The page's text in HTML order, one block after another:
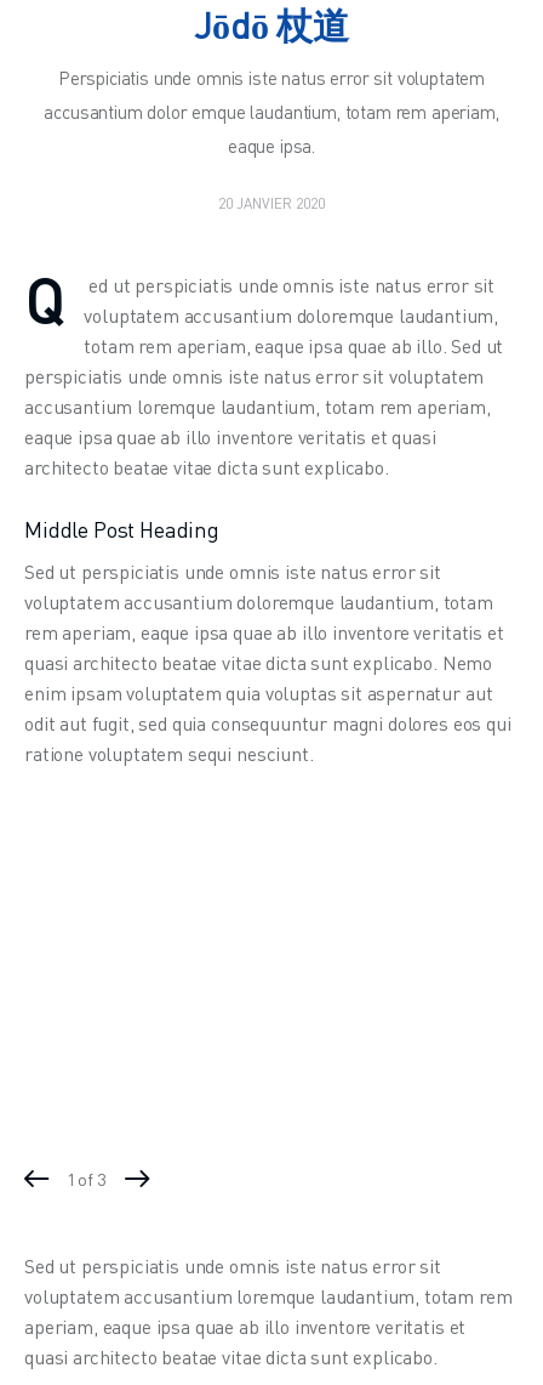
Jōdō 杖道
Perspiciatis unde omnis iste natus error sit voluptatem
accusantium dolor emque laudantium, totam rem aperiam,
eaque ipsa.
20 JANVIER 2020
Q
ed ut perspiciatis unde omnis iste natus error sit
voluptatem accusantium doloremque laudantium,
totam rem aperiam, eaque ipsa quae ab illo. Sed ut
perspiciatis unde omnis iste natus error sit voluptatem
accusantium loremque laudantium, totam rem aperiam,
eaque ipsa quae ab illo inventore veritatis et quasi
architecto beatae vitae dicta sunt explicabo.
Middle Post Heading
Sed ut perspiciatis unde omnis iste natus error sit
voluptatem accusantium doloremque laudantium, totam
rem aperiam, eaque ipsa quae ab illo inventore veritatis et
quasi architecto beatae vitae dicta sunt explicabo. Nemo
enim ipsam voluptatem quia voluptas sit aspernatur aut
odit aut fugit, sed quia consequuntur magni dolores eos qui
ratione voluptatem sequi nesciunt.
1 3
Sed ut perspiciatis unde omnis iste natus error sit
voluptatem accusantium loremque laudantium, totam rem
aperiam, eaque ipsa quae ab illo inventore veritatis et
quasi architecto beatae vitae dicta sunt explicabo.